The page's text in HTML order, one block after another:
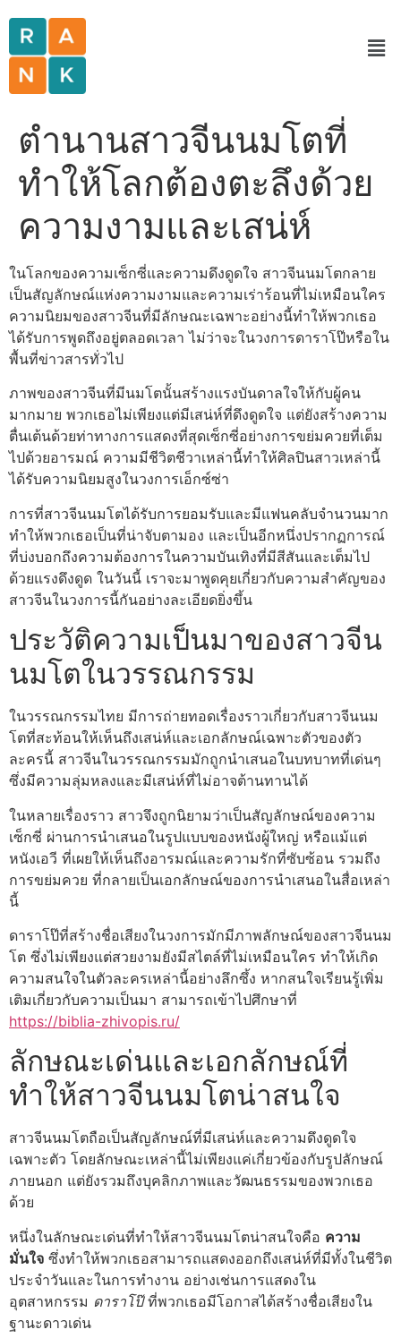
ตำนานสาวจีนนมโตที่
ทำให้โลกต้องตะลึงด้วย
ความงามและเสน่ห์
ในโลกของความเซ็กซี่และความดึงดูดใจ สาวจีนนมโตกลาย
เป็นสัญลักษณ์แห่งความงามและความเร่าร้อนที่ไม่เหมือนใคร
ความนิยมของสาวจีนที่มีลักษณะเฉพาะอย่างนี้ทำให้พวกเธอ
ได้รับการพูดถึงอยู่ตลอดเวลา ไม่ว่าจะในวงการดาราโป๊หรือใน
พื้นที่ข่าวสารทั่วไป
ภาพของสาวจีนที่มีนมโตนั้นสร้างแรงบันดาลใจให้กับผู้คน
มากมาย พวกเธอไม่เพียงแต่มีเสน่ห์ที่ดึงดูดใจ แต่ยังสร้างความ
ตื่นเต้นด้วยท่าทางการแสดงที่สุดเซ็กซี่อย่างการขย่มควยที่เต็ม
ไปด้วยอารมณ์ ความมีชีวิตชีวาเหล่านี้ทำให้ศิลปินสาวเหล่านี้
ได้รับความนิยมสูงในวงการเอ็กซ์ซ่า
การที่สาวจีนนมโตได้รับการยอมรับและมีแฟนคลับจำนวนมาก
ทำให้พวกเธอเป็นที่น่าจับตามอง และเป็นอีกหนึ่งปรากฏการณ์
ที่บ่งบอกถึงความต้องการในความบันเทิงที่มีสีสันและเต็มไป
ด้วยแรงดึงดูด ในวันนี้ เราจะมาพูดคุยเกี่ยวกับความสำคัญของ
สาวจีนในวงการนี้กันอย่างละเอียดยิ่งขึ้น
ประวัติความเป็นมาของสาวจีน
นมโตในวรรณกรรม
ในวรรณกรรมไทย มีการถ่ายทอดเรื่องราวเกี่ยวกับสาวจีนนม
โตที่สะท้อนให้เห็นถึงเสน่ห์และเอกลักษณ์เฉพาะตัวของตัว
ละครนี้ สาวจีนในวรรณกรรมมักถูกนำเสนอในบทบาทที่เด่นๆ
ซึ่งมีความลุ่มหลงและมีเสน่ห์ที่ไม่อาจต้านทานได้
ในหลายเรื่องราว สาวจึงถูกนิยามว่าเป็นสัญลักษณ์ของความ
เซ็กซี่ ผ่านการนำเสนอในรูปแบบของหนังผู้ใหญ่ หรือแม้แต่
หนังเอวี ที่เผยให้เห็นถึงอารมณ์และความรักที่ซับซ้อน รวมถึง
การขย่มควย ที่กลายเป็นเอกลักษณ์ของการนำเสนอในสื่อเหล่า
นี้
ดาราโป๊ที่สร้างชื่อเสียงในวงการมักมีภาพลักษณ์ของสาวจีนนม
โต ซึ่งไม่เพียงแต่สวยงามยังมีสไตล์ที่ไม่เหมือนใคร ทำให้เกิด
ความสนใจในตัวละครเหล่านี้อย่างลึกซึ้ง หากสนใจเรียนรู้เพิ่ม
เติมเกี่ยวกับความเป็นมา สามารถเข้าไปศึกษาที่
https://biblia-zhivopis.ru/
ลักษณะเด่นและเอกลักษณ์ที่
ทำให้สาวจีนนมโตน่าสนใจ
สาวจีนนมโตถือเป็นสัญลักษณ์ที่มีเสน่ห์และความดึงดูดใจ
เฉพาะตัว โดยลักษณะเหล่านี้ไม่เพียงแค่เกี่ยวข้องกับรูปลักษณ์
ภายนอก แต่ยังรวมถึงบุคลิกภาพและวัฒนธรรมของพวกเธอ
ด้วย
หนึ่งในลักษณะเด่นที่ทำให้สาวจีนนมโตน่าสนใจคือ ความ
มั่นใจ ซึ่งทำให้พวกเธอสามารถแสดงออกถึงเสน่ห์ที่มีทั้งในชีวิต
ประจำวันและในการทำงาน อย่างเช่นการแสดงใน
อุตสาหกรรม ดาราโป๊ที่พวกเธอมีโอกาสได้สร้างชื่อเสียงใน
ฐานะดาวเด่น